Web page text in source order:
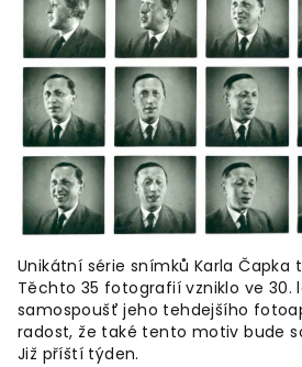
Unikátní série snímků Karla Čapka
Těchto 35 fotografií vzniklo ve 30.
samospoušť jeho tehdejšího
radost, že také tento motiv bude
Již příští týden.